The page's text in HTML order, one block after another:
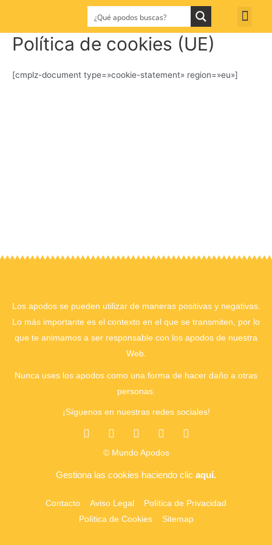
Política de cookies (UE)
[cmplz-document type=»cookie-statement» region=»eu»]
Los apodos se pueden utilizar de maneras positivas y negativas.
Lo más importante es el contexto en el que se transmiten, por lo
que te animamos a ser responsable con los apodos de nuestra
Web.
Nunca uses los apodos como una forma de hacer daño a otras
personas.
¡Síguenos en nuestras redes sociales!
© Mundo Apodos
Gestiona las cookies haciendo clic aquí.
Contacto Aviso Legal
Política de Privacidad
Política de Cookies
Sitemap